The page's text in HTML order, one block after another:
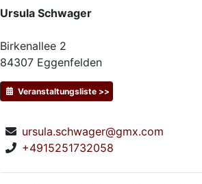
Ursula Schwager
Birkenallee 2
84307 Eggenfelden
Veranstaltungsliste >>
ursula.schwager@gmx.com
+4915251732058